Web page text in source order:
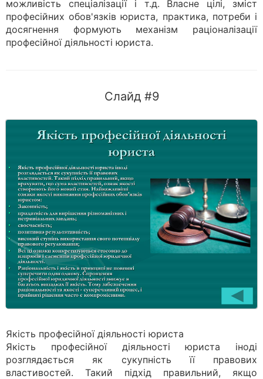
можливість спеціалізації і т.д. Власне цілі, зміст
професійних обов'язків юриста, практика, потреби і
досягнення формують механізм раціоналізації
професійної діяльності юриста.
Слайд #9
Якість професійної діяльності юриста
Якість професійної діяльності юриста іноді
розглядається як сукупність її правових
властивостей. Такий підхід правильний, якщо